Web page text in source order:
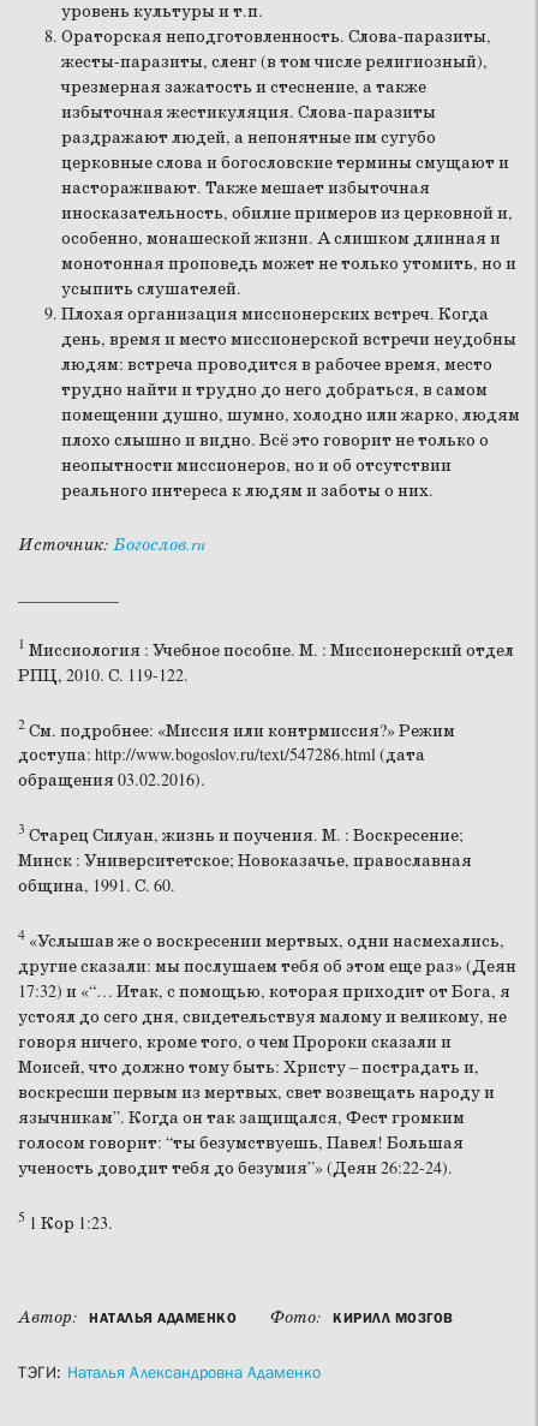
уровень культуры и т.п.
Ораторская неподготовленность. Слова-паразиты,
жесты-паразиты, сленг (в том числе религиозный),
чрезмерная зажатость и стеснение, а также
избыточная жестикуляция. Слова-паразиты
раздражают людей, а непонятные им сугубо
церковные слова и богословские термины смущают и
настораживают. Также мешает избыточная
иносказательность, обилие примеров из церковной и,
особенно, монашеской жизни. А слишком длинная и
монотонная проповедь может не только утомить, но и
усыпить слушателей.
Плохая организация миссионерских встреч. Когда
день, время и место миссионерской встречи неудобны
людям: встреча проводится в рабочее время, место
трудно найти и трудно до него добраться, в самом
помещении душно, шумно, холодно или жарко, людям
плохо слышно и видно. Всё это говорит не только о
неопытности миссионеров, но и об отсутствии
реального интереса к людям и заботы о них.
Источник: Богослов.ru
1 Миссиология : Учебное пособие. М. : Миссионерский отдел
РПЦ, 2010. С. 119-122.
2 См. подробнее: «Миссия или контрмиссия?» Режим
доступа: http://www.bogoslov.ru/text/547286.html (дата
обращения 03.02.2016).
3 Старец Силуан, жизнь и поучения. М. : Воскресение;
Минск : Университетское; Новоказачье, православная
община, 1991. С. 60.
4 «Услышав же о воскресении мертвых, одни насмехались,
другие сказали: мы послушаем тебя об этом еще раз» (Деян
17:32) и «“… Итак, с помощью, которая приходит от Бога, я
устоял до сего дня, свидетельствуя малому и великому, не
говоря ничего, кроме того, о чем Пророки сказали и
Моисей, что должно тому быть: Христу – пострадать и,
воскресши первым из мертвых, свет возвещать народу и
язычникам”. Когда он так защищался, Фест громким
голосом говорит: “ты безумствуешь, Павел! Большая
ученость доводит тебя до безумия”» (Деян 26:22-24).
5 1 Кор 1:23.
Автор: НАТАЛЬЯ АДАМЕНКО Фото: КИРИЛЛ МОЗГОВ
ТЭГИ: Наталья Александровна Адаменко